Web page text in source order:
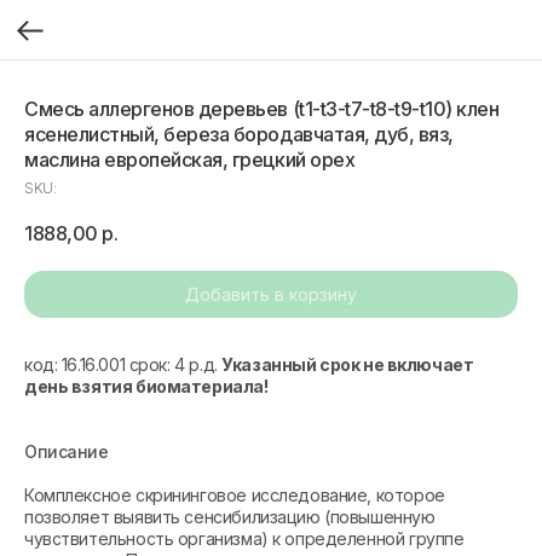
Смесь аллергенов деревьев (t1-t3-t7-t8-t9-t10) клен
ясенелистный, береза бородавчатая, дуб, вяз,
маслина европейская, грецкий орех
SKU:
1888,00 р.
Добавить в корзину
код: 16.16.001 срок: 4 р.д.Указанный срок не включает
день взятия биоматериала!
Описание
Комплексное скрининговое исследование, которое
позволяет выявить сенсибилизацию (повышенную
чувствительность организма) к определенной группе